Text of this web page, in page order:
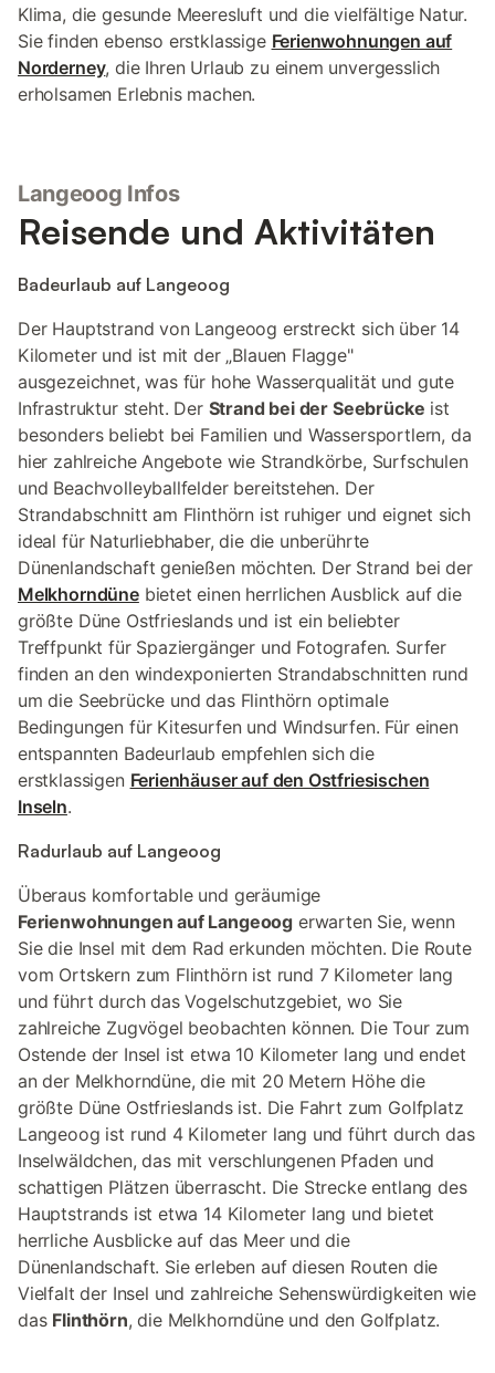
Klima, die gesunde Meeresluft und die vielfältige Natur.
Sie finden ebenso erstklassige Ferienwohnungen auf
Norderney, die Ihren Urlaub zu einem unvergesslich
erholsamen Erlebnis machen.
Langeoog Infos
Reisende und Aktivitäten
Badeurlaub auf Langeoog
Der Hauptstrand von Langeoog erstreckt sich über 14
Kilometer und ist mit der „Blauen Flagge"
ausgezeichnet, was für hohe Wasserqualität und gute
Infrastruktur steht. Der Strand bei der Seebrücke ist
besonders beliebt bei Familien und Wassersportlern, da
hier zahlreiche Angebote wie Strandkörbe, Surfschulen
und Beachvolleyballfelder bereitstehen. Der
Strandabschnitt am Flinthörn ist ruhiger und eignet sich
ideal für Naturliebhaber, die die unberührte
Dünenlandschaft genießen möchten. Der Strand bei der
Melkhorndünebietet einen herrlichen Ausblick auf die
größte Düne Ostfrieslands und ist ein beliebter
Treffpunkt für Spaziergänger und Fotografen. Surfer
finden an den windexponierten Strandabschnitten rund
um die Seebrücke und das Flinthörn optimale
Bedingungen für Kitesurfen und Windsurfen. Für einen
entspannten Badeurlaub empfehlen sich die
erstklassigen Ferienhäuser auf den Ostfriesischen
Inseln.
Radurlaub auf Langeoog
Überaus komfortable und geräumige
Ferienwohnungen auf Langeoog erwarten Sie, wenn
Sie die Insel mit dem Rad erkunden möchten. Die Route
vom Ortskern zum Flinthörn ist rund 7 Kilometer lang
und führt durch das Vogelschutzgebiet, wo Sie
zahlreiche Zugvögel beobachten können. Die Tour zum
Ostende der Insel ist etwa 10 Kilometer lang und endet
an der Melkhorndüne, die mit 20 Metern Höhe die
größte Düne Ostfrieslands ist. Die Fahrt zum Golfplatz
Langeoog ist rund 4 Kilometer lang und führt durch das
Inselwäldchen, das mit verschlungenen Pfaden und
schattigen Plätzen überrascht. Die Strecke entlang des
Hauptstrands ist etwa 14 Kilometer lang und bietet
herrliche Ausblicke auf das Meer und die
Dünenlandschaft. Sie erleben auf diesen Routen die
Vielfalt der Insel und zahlreiche Sehenswürdigkeiten wie
das Flinthörn, die Melkhorndüne und den Golfplatz.